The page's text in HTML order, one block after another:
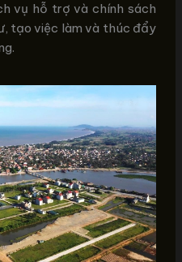
vụ hỗ trợ và chính sách
tạo việc làm và thúc đẩy